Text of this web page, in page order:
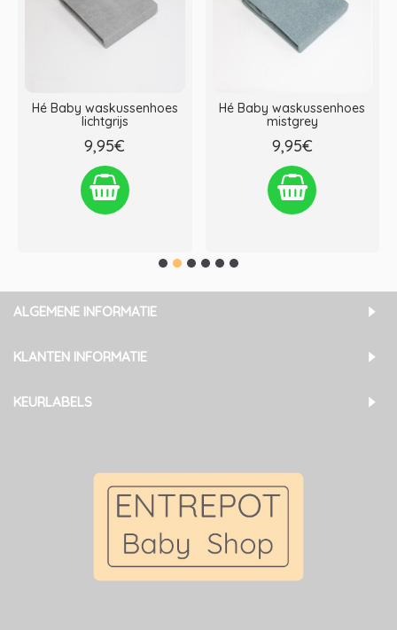
Hé Baby waskussenhoes
lichtgrijs
9,95€
Hé Baby waskussenhoes
mistgrey
9,95€
ALGEMENE INFORMATIE
KLANTEN INFORMATIE
KEURLABELS